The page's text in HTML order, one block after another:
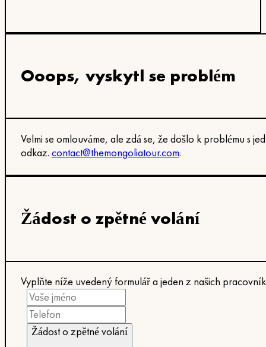
Ooops, vyskytl se problém
Velmi se omlouváme, ale zdá se, že došlo k problému s
odkaz. contact@themongoliatour.com.
Žádost o zpětné volání
Vyplňte níže uvedený formulář a jeden z našich
Žádost o zpětné volání